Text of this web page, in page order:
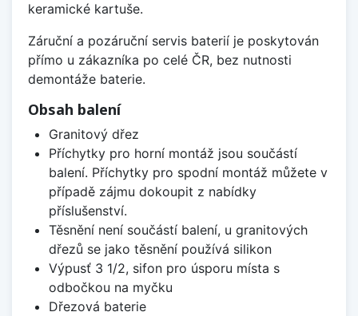
keramické kartuše.
Záruční a pozáruční servis baterií je poskytován
přímo u zákazníka po celé ČR, bez nutnosti
demontáže baterie.
Obsah balení
Granitový dřez
Příchytky pro horní montáž jsou součástí
balení. Příchytky pro spodní montáž můžete v
případě zájmu dokoupit z nabídky
příslušenství.
Těsnění není součástí balení, u granitových
dřezů se jako těsnění používá silikon
Výpusť 3 1/2, sifon pro úsporu místa s
odbočkou na myčku
Dřezová baterie